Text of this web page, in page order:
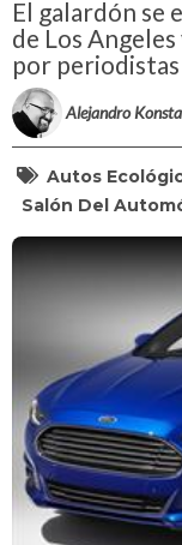
El galardón se
de Los
por
Alejandro
Autos
Salón Del